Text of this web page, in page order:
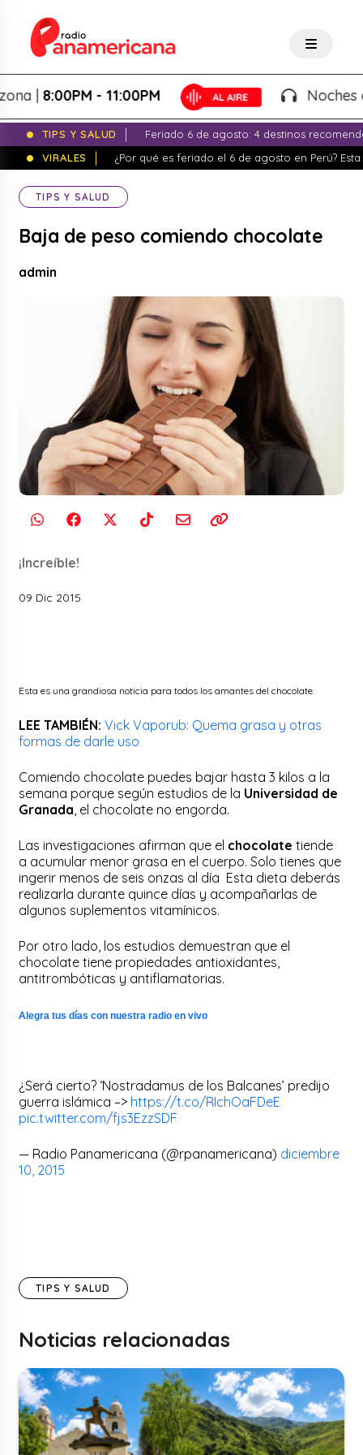
|8:00PM - 11:00PM Noches de
TIPS Y SALUD
Feriado 6 de agosto: 4 destinos
VIRALES
¿Por qué es feriado el 6 de agosto en Perú?
TIPS Y SALUD
Baja de peso comiendo chocolate
admin
¡Increíble!
09 Dic 2015
Esta es una grandiosa noticia para todos los amantes del chocolate.
LEE TAMBIÉN:Vick Vaporub: Quema grasa y otras
formas de darle uso
Comiendo chocolate puedes bajar hasta 3 kilos a la
semana porque según estudios de la Universidad de
Granada , el chocolate no engorda.
Las investigaciones afirman que el chocolate tiende
a acumular menor grasa en el cuerpo. Solo tienes que
ingerir menos de seis onzas al día Esta dieta deberás
realizarla durante quince días y acompañarlas de
algunos suplementos vitamínicos.
Por otro lado, los estudios demuestran que el
chocolate tiene propiedades antioxidantes,
antitrombóticas y antiflamatorias.
Alegra tus días con nuestra radio en vivo
¿Será cierto? ‘Nostradamus de los Balcanes’ predijo
guerra islámica –> https://t.co/RIchOaFDeE
pic.twitter.com/fjs3EzzSDF
— Radio Panamericana (@rpanamericana) diciembre
10, 2015
TIPS Y SALUD
Noticias relacionadas